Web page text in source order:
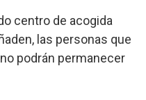
centro de acogida
las personas que
podrán permanecer